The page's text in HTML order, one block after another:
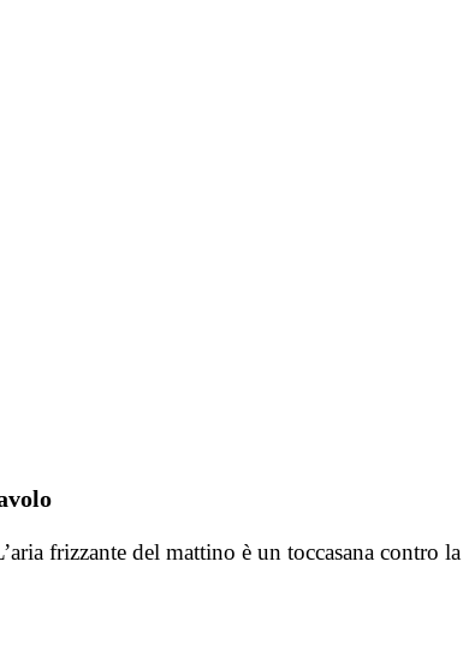
frizzante del mattino è un toccasana contro